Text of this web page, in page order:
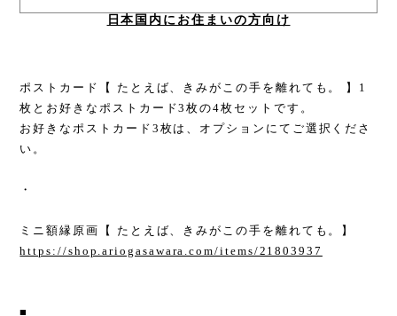
日本国内にお住まいの方向け
ポストカード【 たとえば、きみがこの手を離れても。 】1
枚とお好きなポストカード3枚の4枚セットです。
お好きなポストカード3枚は、オプションにてご選択くださ
い。
・
ミニ額縁原画【 たとえば、きみがこの手を離れても。】
https://shop.ariogasawara.com/items/21803937
■